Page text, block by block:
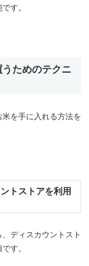
す。
ためのテクニ
を手に入れる方法を
トストアを利用
ディスカウントスト
す。